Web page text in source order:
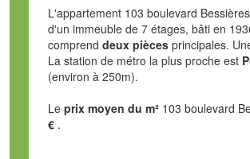
L'appartement 103 boulevard
d'un immeuble de 7 étages, bâti en
comprend deux piècesprincipales.
La station de métro la plus proche est
(environ à 250m).
Le prix moyen du m² 103 boulevard
€ .